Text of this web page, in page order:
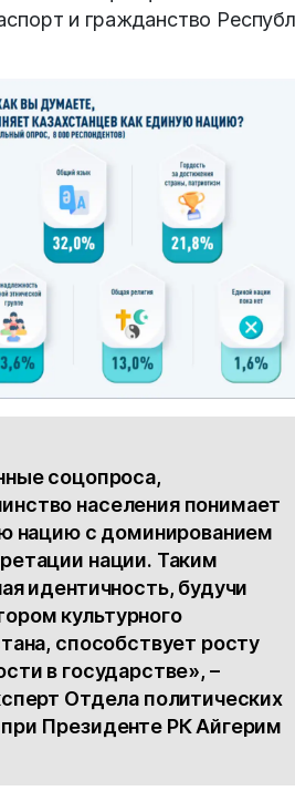
и гражданство
соцопроса,
населения понимает
нацию с доминированием
нации. Таким
идентичность, будучи
культурного
способствует росту
в государстве», –
Отдела политических
Президенте РК Айгерим